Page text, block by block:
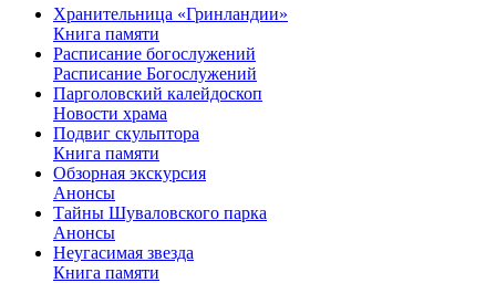
Хранительница «Гринландии»
Книга памяти
Расписание богослужений
Расписание Богослужений
Парголовский калейдоскоп
Новости храма
Подвиг скульптора
Книга памяти
Обзорная экскурсия
Анонсы
Тайны Шуваловского парка
Анонсы
Неугасимая звезда
Книга памяти